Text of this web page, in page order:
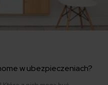
w ubezpieczeniach?